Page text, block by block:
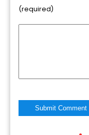
(required)